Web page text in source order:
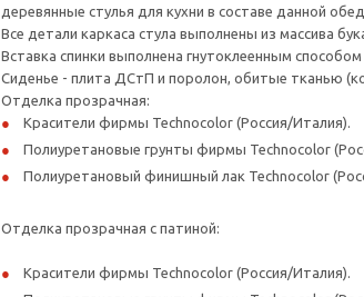
деревянные стулья для кухни в составе данной
Все детали каркаса стула выполнены из массива
Вставка спинки выполнена гнутоклеенным
Сиденье - плита ДСтП и поролон, обитые тканью
Отделка прозрачная:
Красители фирмы Technocolor (Россия/Италия).
Полиуретановые грунты фирмы Technocolor
Полиуретановый финишный лак Technocolor
Отделка прозрачная с патиной:
Красители фирмы Technocolor (Россия/Италия).